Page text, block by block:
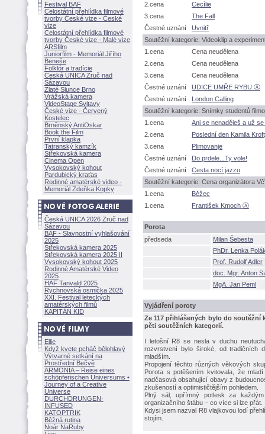
Festival BAF
Celostátní přehlídka filmové
tvorby České vize - České
vize
Celostátní přehlídka filmové
tvorby České vize - Malé vize
ARSfilm
Juniorfilm - Memoriál Jiřího
Beneše
Folklór a tradície
Česká UNICA Zruč nad
Sázavou
Zlaté Slunce Brno
Vrážská kamera
VideoStage Svitavy
České vize - Červený
Kostelec
Brněnský AntiOskar
Book the Film
První klapka
Tatranský kamzík
Střekovská kamera
Cinema Open
Vysokovský kohout
Pardubický kraťas
Rodinné amatérské video -
Memoriál Zdeňka Kopky
Česká UNICA 2026 Zruč nad
Sázavou
BAF - Slavnostní vyhlašování
2025
Střekovská kamera 2025
Střekovská kamera 2025 II
Vysokovský kohout 2025
Rodinné Amatérské Video
2025
HAF Tanvald 2025
Rychnovská osmička 2025
XXI. Festival leteckých
amatérských filmů
KAPITÁN KID
Ellie
Když kvete pcháč bělohlavý
Výtvarné setkání na
Prostřední Bečvě
ARMONÍA – Reise eines
schöpferischen Universums •
Journey of a Creative
Universe
DURCHDRUNGEN·
INFUSED
KATOPTRIK
Běžná rutina
Noár NaRuby
2.cena
Cecílie
3.cena
The Fall
Čestné uznání
Uvnitř
Soutěžní kategorie: Videoklip a
1.cena
Cena neudělena
2.cena
Cena neudělena
3.cena
Cena neudělena
Čestné uznání
UDICE UMŘE RYBU Ⓐ
Čestné uznání
London Calling
Soutěžní kategorie: Snímky studentů
1.cena
Ani se nenaděješ a už
2.cena
Poslední den Kamila
3.cena
Plimovanje
Čestné uznání
Do prdele...Ty vole!
Čestné uznání
Cesta nocí jazzu
Soutěžní kategorie: Cena organizátora
1.cena
Běžec
1.cena
František Kmoch Ⓐ
Porota
předseda
Milan Šebesta
PhDr. Lenka
Prof. Rudolf Adler
doc. Mgr. Anton
MgA. Jan Peml
Vyjádření poroty
Ze 117 přihlášených bylo do soutěžní
pěti soutěžních kategorií.
I letošní R8 se nesla v duchu
rozvrstvení bylo široké, od tradičních
mladším.
Propojení těchto různých věkových
Porota s potěšením kvitovala, že
nadčasová obsahující obavy z
zkušeností a optimističtějším pohledem.
Plný sál, upřímný potlesk za
organizačního štábu – co více si lze přát.
Kdysi jsem nazval R8 vlajkovou lodí
stojím.